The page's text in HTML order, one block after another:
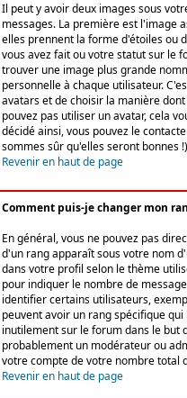
Il peut y avoir deux images sous
messages. La première est l'image
elles prennent la forme d'étoiles ou
vous avez fait ou votre statut sur le
trouver une image plus grande
personnelle à chaque utilisateur.
avatars et de choisir la manière
pouvez pas utiliser un avatar, cela
décidé ainsi, vous pouvez le
sommes sûr qu'elles seront bonnes
Revenir en haut de page
Comment puis-je changer mon
En général, vous ne pouvez pas
d'un rang apparaît sous votre nom
dans votre profil selon le thème
pour indiquer le nombre de
identifier certains utilisateurs,
peuvent avoir un rang spécifique
inutilement sur le forum dans le but
probablement un modérateur ou
votre compte de votre nombre total
Revenir en haut de page